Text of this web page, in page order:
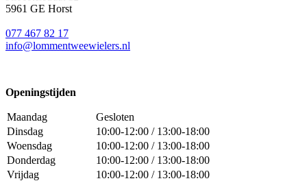
5961 GE Horst
077 467 82 17
info@lommentweewielers.nl
Openingstijden
Maandag
Gesloten
Dinsdag
10:00-12:00 / 13:00-18:00
Woensdag
10:00-12:00 / 13:00-18:00
Donderdag
10:00-12:00 / 13:00-18:00
Vrijdag
10:00-12:00 / 13:00-18:00